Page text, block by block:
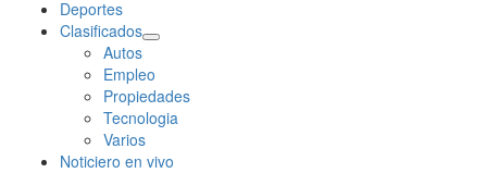
Deportes
Clasificados
Autos
Empleo
Propiedades
Tecnologia
Varios
Noticiero en vivo